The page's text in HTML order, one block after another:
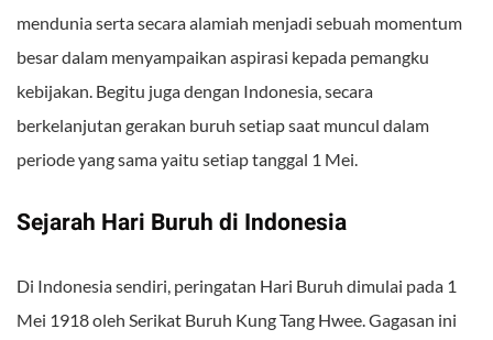
mendunia serta secara alamiah menjadi sebuah momentum
besar dalam menyampaikan aspirasi kepada pemangku
kebijakan. Begitu juga dengan Indonesia, secara
berkelanjutan gerakan buruh setiap saat muncul dalam
periode yang sama yaitu setiap tanggal 1 Mei.
Sejarah Hari Buruh di Indonesia
Di Indonesia sendiri, peringatan Hari Buruh dimulai pada 1
Mei 1918 oleh Serikat Buruh Kung Tang Hwee. Gagasan ini